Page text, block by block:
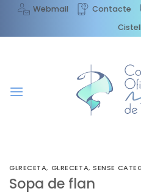
content
Webmail Contacte
GLRECETA, GLRECETA,SENSE
Sopa de flan